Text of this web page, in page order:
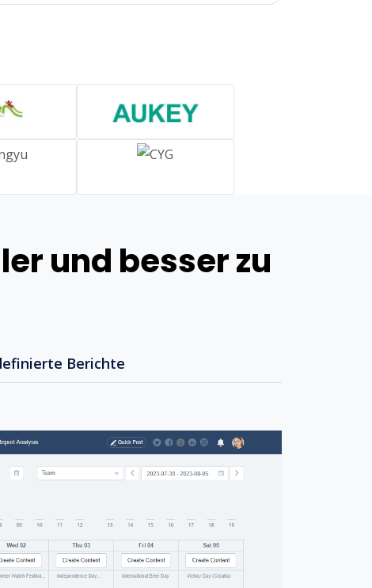
und besser zu
Berichte